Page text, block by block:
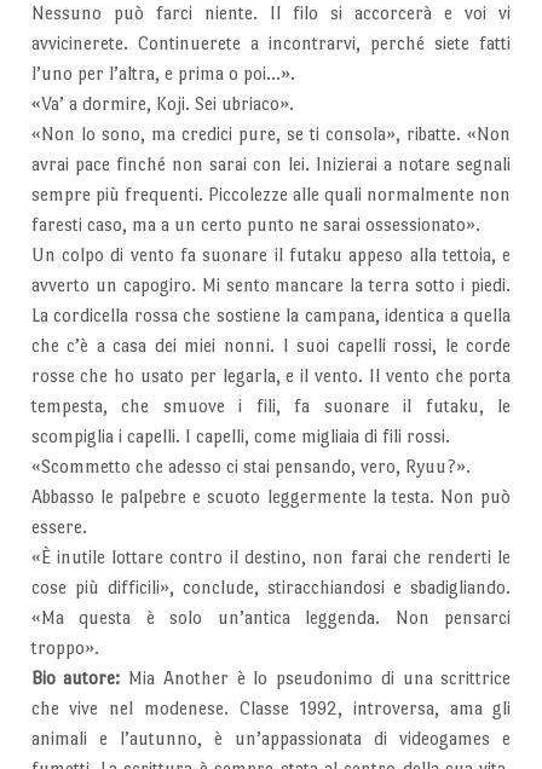
Nessuno può farci niente. Il filo si accorcerà e voi vi
avvicinerete. Continuerete a incontrarvi, perché siete fatti
l’uno per l’altra, e prima o poi…».
«Va’ a dormire, Koji. Sei ubriaco».
«Non lo sono, ma credici pure, se ti consola», ribatte. «Non
avrai pace finché non sarai con lei. Inizierai a notare segnali
sempre più frequenti. Piccolezze alle quali normalmente non
faresti caso, ma a un certo punto ne sarai ossessionato».
Un colpo di vento fa suonare il futaku appeso alla tettoia, e
avverto un capogiro. Mi sento mancare la terra sotto i piedi.
La cordicella rossa che sostiene la campana, identica a quella
che c’è a casa dei miei nonni. I suoi capelli rossi, le corde
rosse che ho usato per legarla, e il vento. Il vento che porta
tempesta, che smuove i fili, fa suonare il futaku, le
scompiglia i capelli. I capelli, come migliaia di fili rossi.
«Scommetto che adesso ci stai pensando, vero, Ryuu?».
Abbasso le palpebre e scuoto leggermente la testa. Non può
essere.
«È inutile lottare contro il destino, non farai che renderti le
cose più difficili», conclude, stiracchiandosi e sbadigliando.
«Ma questa è solo un’antica leggenda. Non pensarci
troppo».
Bio autore: Mia Another è lo pseudonimo di una scrittrice
che vive nel modenese. Classe 1992, introversa, ama gli
animali e l’autunno, è un’appassionata di videogames e